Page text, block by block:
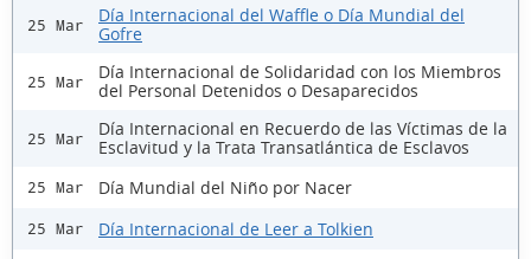
25 Mar
Día Internacional del Waffle o Día Mundial del
Gofre
25 Mar
Día Internacional de Solidaridad con los Miembros
del Personal Detenidos o Desaparecidos
25 Mar
Día Internacional en Recuerdo de las Víctimas de la
Esclavitud y la Trata Transatlántica de Esclavos
25 Mar Día Mundial del Niño por Nacer
25 Mar Día Internacional de Leer a Tolkien